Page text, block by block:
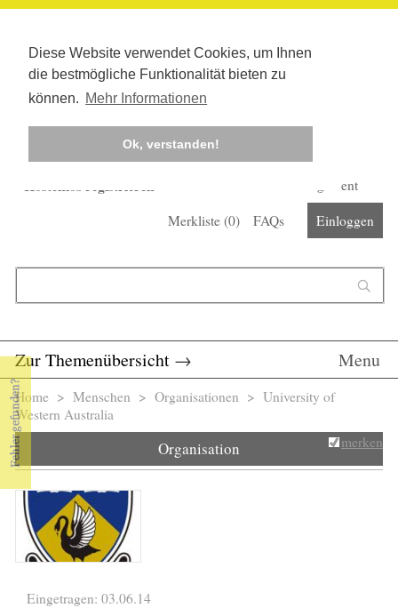
Diese Website verwendet Cookies, um Ihnen
die bestmögliche Funktionalität bieten zu
können. Mehr Informationen
Ok, verstanden!
Kostenlos registrieren
Corona-Management
Merkliste (0) FAQs Einloggen
Zur Themenübersicht → Menu
Sie sind hier
Home > Menschen > Organisationen > University of
Western Australia
Organisation merken
Eingetragen: 03.06.14